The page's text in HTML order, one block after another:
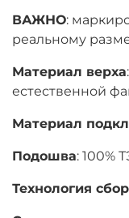
ВАЖНО:
реальному
Материал верха
естественной
Материал
Подошва: 100%
Технология